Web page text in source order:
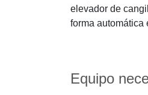
elevador de
forma automática
Equipo